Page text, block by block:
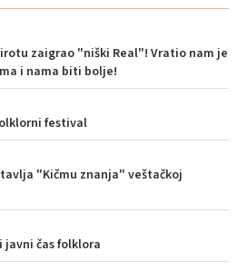
zaigrao "niški Real"! Vratio nam je
i nama biti bolje!
festival
"Kičmu znanja" veštačkoj
javni čas folklora